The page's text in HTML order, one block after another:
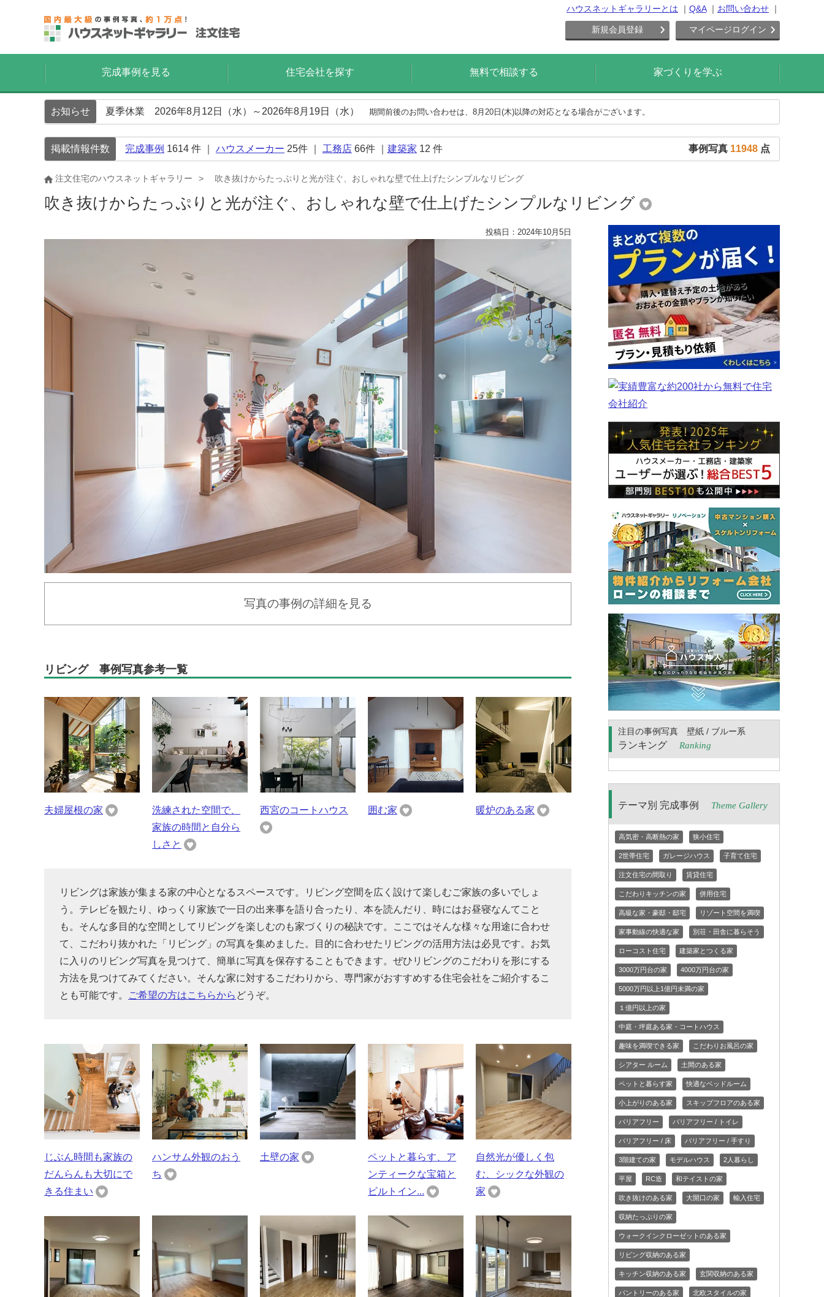
ハウスネットギャラリーとは Q&A お問い合わせ
新規会員登録 マイページログイン
完成事例を見る 住宅会社を探す 無料で相談する 家づくりを学ぶ
お知らせ 夏季休業 2026年8月12日（水）～2026年8月19日（水） 期間前後のお問い合わせは、8月20日(木)以降の対応となる場合がございます。
掲載情報件数 完成事例 1614 件 ｜ ハウスメーカー 25件 ｜ 工務店 66件 ｜ 建築家 12 件 事例写真 11948 点
注文住宅のハウスネットギャラリー 吹き抜けからたっぷりと光が注ぐ、おしゃれな壁で仕上げたシンプルなリビング
吹き抜けからたっぷりと光が注ぐ、おしゃれな壁で仕上げたシンプルなリビング
投稿日：2024年10月5日
写真の事例の詳細を見る
リビング 事例写真参考一覧
夫婦屋根の家
洗練された空間で、
家族の時間と自分ら
しさと
西宮のコートハウス 囲む家 暖炉のある家
リビングは家族が集まる家の中心となるスペースです。リビング空間を広く設けて楽しむご家族の多いでしょ
う。テレビを観たり、ゆっくり家族で一日の出来事を語り合ったり、本を読んだり、時にはお昼寝なんてこと
も。そんな多目的な空間としてリビングを楽しむのも家づくりの秘訣です。ここではそんな様々な用途に合わせ
て、こだわり抜かれた「リビング」の写真を集めました。目的に合わせたリビングの活用方法は必見です。お気
に入りのリビング写真を見つけて、簡単に写真を保存することもできます。ぜひリビングのこだわりを形にする
方法を見つけてみてください。そんな家に対するこだわりから、専門家がおすすめする住宅会社をご紹介するこ
とも可能です。
ご希望の方はこちらから どうぞ。
じぶん時間も家族の
だんらんも大切にで
きる住まい
ハンサム外観のおう
ち
土壁の家
ペットと暮らす、ア
ンティークな宝箱と
ビルトイン...
自然光が優しく包
む、シックな外観の
家
注目の事例写真 壁紙 / ブルー系
ランキング Ranking
テーマ別 完成事例 Theme Gallery
高気密・高断熱の家 狭小住宅
2世帯住宅 ガレージハウス 子育て住宅
注文住宅の間取り 賃貸住宅
こだわりキッチンの家 併用住宅
高級な家・豪邸・邸宅 リゾート空間を満喫
家事動線の快適な家 別荘・田舎に暮らそう
ローコスト住宅 建築家とつくる家
3000万円台の家 4000万円台の家
5000万円以上1億円未満の家
１億円以上の家
中庭・坪庭ある家・コートハウス
趣味を満喫できる家 こだわりお風呂の家
シアター ルーム 土間のある家
ペットと暮らす家 快適なベッドルーム
小上がりのある家 スキップフロアのある家
バリアフリー バリアフリー / トイレ
バリアフリー / 床 バリアフリー / 手すり
3階建ての家 モデルハウス 2人暮らし
平屋 RC造 和テイストの家
吹き抜けのある家 大開口の家 輸入住宅
収納たっぷりの家
ウォークインクローゼットのある家
リビング収納のある家
キッチン収納のある家 玄関収納のある家
パントリーのある家 北欧スタイルの家